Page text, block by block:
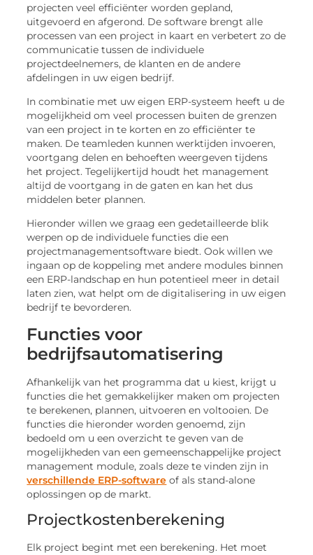
projecten veel efficiënter worden gepland,
uitgevoerd en afgerond. De software brengt alle
processen van een project in kaart en verbetert zo de
communicatie tussen de individuele
projectdeelnemers, de klanten en de andere
afdelingen in uw eigen bedrijf.
In combinatie met uw eigen ERP-systeem heeft u de
mogelijkheid om veel processen buiten de grenzen
van een project in te korten en zo efficiënter te
maken. De teamleden kunnen werktijden invoeren,
voortgang delen en behoeften weergeven tijdens
het project. Tegelijkertijd houdt het management
altijd de voortgang in de gaten en kan het dus
middelen beter plannen.
Hieronder willen we graag een gedetailleerde blik
werpen op de individuele functies die een
projectmanagementsoftware biedt. Ook willen we
ingaan op de koppeling met andere modules binnen
een ERP-landschap en hun potentieel meer in detail
laten zien, wat helpt om de digitalisering in uw eigen
bedrijf te bevorderen.
Functies voor
bedrijfsautomatisering
Afhankelijk van het programma dat u kiest, krijgt u
functies die het gemakkelijker maken om projecten
te berekenen, plannen, uitvoeren en voltooien. De
functies die hieronder worden genoemd, zijn
bedoeld om u een overzicht te geven van de
mogelijkheden van een gemeenschappelijke project
management module, zoals deze te vinden zijn in
verschillende ERP-software of als stand-alone
oplossingen op de markt.
Projectkostenberekening
Elk project begint met een berekening. Het moet